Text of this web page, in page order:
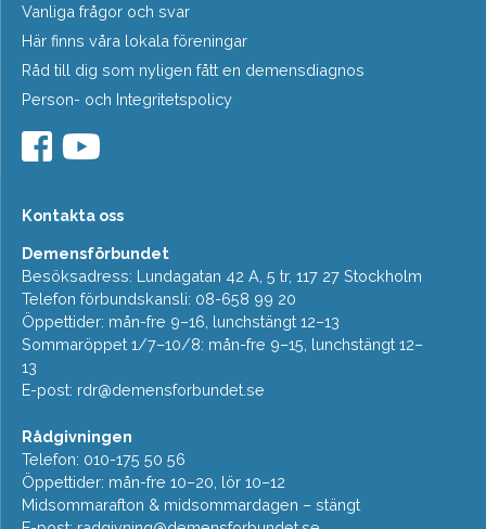
Vanliga frågor och svar
Här finns våra lokala föreningar
Råd till dig som nyligen fått en demensdiagnos
Person- och Integritetspolicy
Kontakta oss
Demensförbundet
Besöksadress: Lundagatan 42 A, 5 tr, 117 27 Stockholm
Telefon förbundskansli: 08-658 99 20
Öppettider: mån-fre 9–16, lunchstängt 12–13
Sommaröppet 1/7–10/8: mån-fre 9–15, lunchstängt 12–
13
E-post: rdr@demensforbundet.se
Rådgivningen
Telefon: 010-175 50 56
Öppettider: mån-fre 10–20, lör 10–12
Midsommarafton & midsommardagen – stängt